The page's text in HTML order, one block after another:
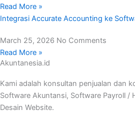
Read More »
Integrasi Accurate Accounting ke
March 25, 2026 No Comments
Read More »
Akuntanesia.id
Kami adalah konsultan penjualan dan
Software Akuntansi, Software Payroll /
Desain Website.